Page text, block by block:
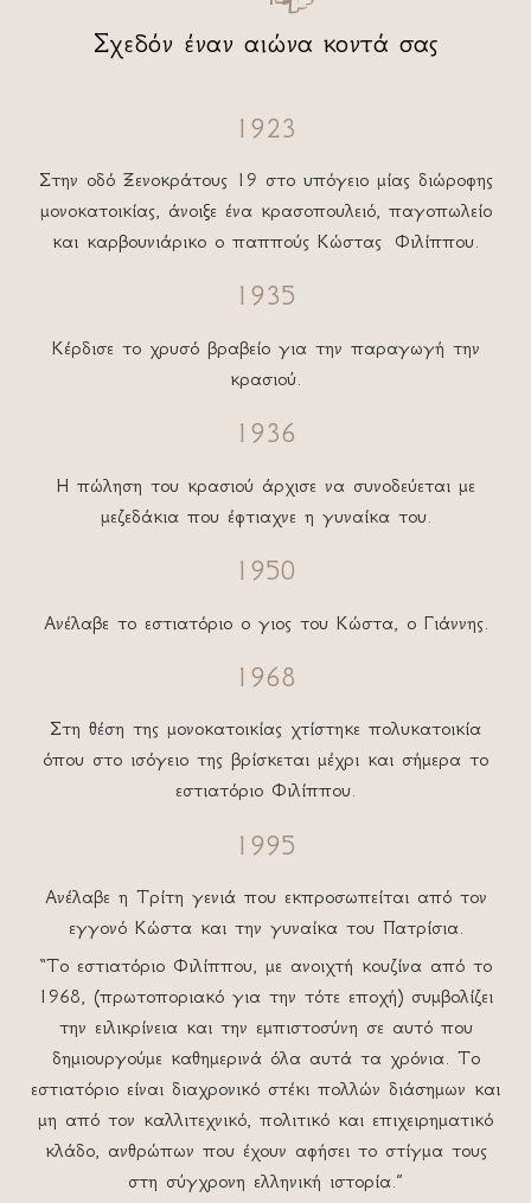
Σχεδόν έναν αιώνα κοντά σας
1923
Στην οδό Ξενοκράτους 19 στο υπόγειο μίας διώροφης
μονοκατοικίας, άνοιξε ένα κρασοπουλειό, παγοπωλείο
και καρβουνιάρικο ο παππούς Κώστας Φιλίππου.
1935
Κέρδισε το χρυσό βραβείο για την παραγωγή την
κρασιού.
1936
Η πώληση του κρασιού άρχισε να συνοδεύεται με
μεζεδάκια που έφτιαχνε η γυναίκα του.
1950
Ανέλαβε το εστιατόριο ο γιος του Κώστα, ο Γιάννης.
1968
Στη θέση της μονοκατοικίας χτίστηκε πολυκατοικία
όπου στο ισόγειο της βρίσκεται μέχρι και σήμερα το
εστιατόριο Φιλίππου.
1995
Ανέλαβε η Τρίτη γενιά που εκπροσωπείται από τον
εγγονό Κώστα και την γυναίκα του Πατρίσια.
“Το εστιατόριο Φιλίππου, με ανοιχτή κουζίνα από το
1968, (πρωτοποριακό για την τότε εποχή) συμβολίζει
την ειλικρίνεια και την εμπιστοσύνη σε αυτό που
δημιουργούμε καθημερινά όλα αυτά τα χρόνια. Το
εστιατόριο είναι διαχρονικό στέκι πολλών διάσημων και
μη από τον καλλιτεχνικό, πολιτικό και επιχειρηματικό
κλάδο, ανθρώπων που έχουν αφήσει το στίγμα τους
στη σύγχρονη ελληνική ιστορία.”